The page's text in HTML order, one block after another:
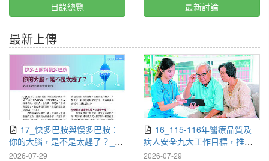
目錄總覽 最新討論
最新上傳
你的大腦，是不是太趕了？_劉
光興
2026-07-29
病人安全九大工作目標，推行
策略與本院執行現況_李虹伶．
2026-07-29